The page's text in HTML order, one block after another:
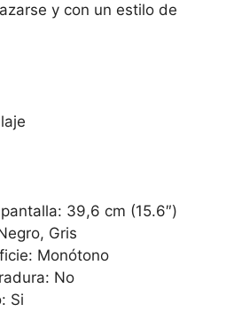
y con un estilo de
39,6 cm (15.6″)
Gris
Monótono
No
Si